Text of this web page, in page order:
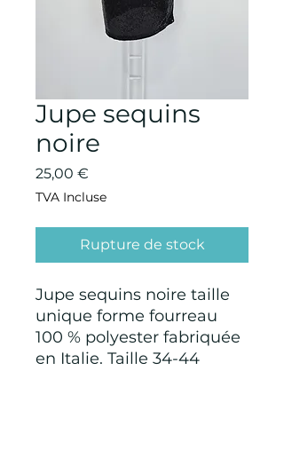
Jupe sequins
noire
25,00 €
TVA Incluse
Rupture de stock
Jupe sequins noire taille
unique forme fourreau
100 % polyester fabriquée
en Italie. Taille 34-44